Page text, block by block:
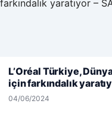
Web sitemizi nasıl
kullanıyoruz.Çerez
Kabul Et
L’Oréal Türkiye,
için farkındalık
04/06/2024